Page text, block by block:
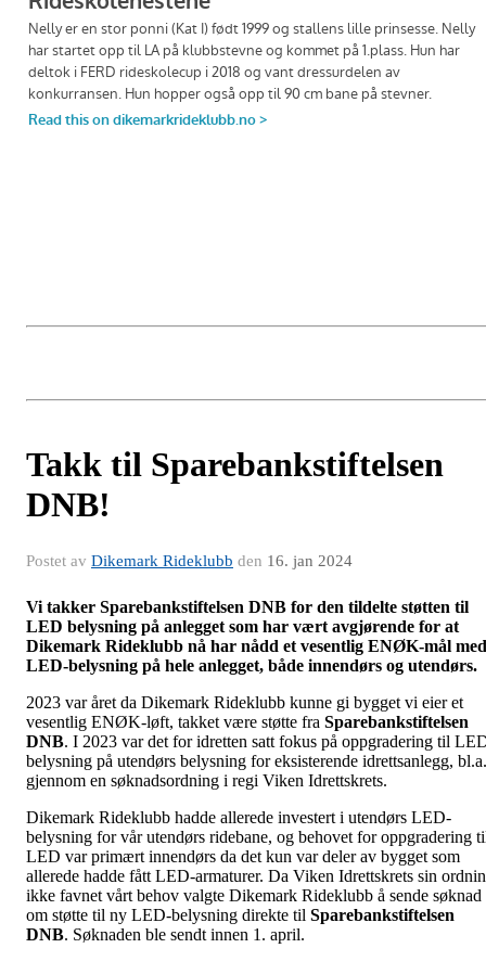
Takk til Sparebankstiftelsen
DNB!
Postet av Dikemark Rideklubb den 16. jan 2024
Vi takker Sparebankstiftelsen DNB for den tildelte støtten til
LED belysning på anlegget som har vært avgjørende for at
Dikemark Rideklubb nå har nådd et vesentlig ENØK-mål med
LED-belysning på hele anlegget, både innendørs og utendørs.
2023 var året da Dikemark Rideklubb kunne gi bygget vi eier et
vesentlig ENØK-løft, takket være støtte fra Sparebankstiftelsen
DNB. I 2023 var det for idretten satt fokus på oppgradering til
belysning på utendørs belysning for eksisterende idrettsanlegg, bl.a.
gjennom en søknadsordning i regi Viken Idrettskrets.
Dikemark Rideklubb hadde allerede investert i utendørs LED-
belysning for vår utendørs ridebane, og behovet for oppgradering
LED var primært innendørs da det kun var deler av bygget som
allerede hadde fått LED-armaturer. Da Viken Idrettskrets sin
ikke favnet vårt behov valgte Dikemark Rideklubb å sende søknad
om støtte til ny LED-belysning direkte til Sparebankstiftelsen
DNB. Søknaden ble sendt innen 1. april.